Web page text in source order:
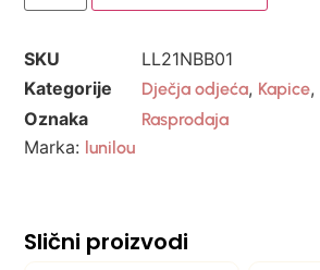
SKU
LL21NBB01
Kategorije
Dječja odjeća, Kapice,
Oznaka Rasprodaja
Marka: lunilou
Slični proizvodi